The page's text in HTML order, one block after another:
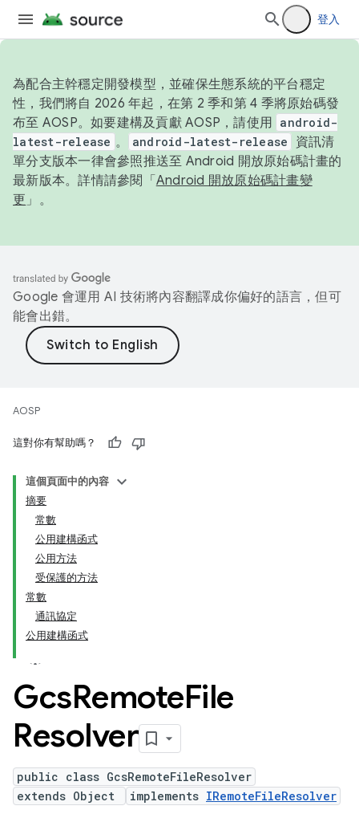
登入
為配合主幹穩定開發模型，並確保生態系統的平台穩定
性，我們將自 2026 年起，在第 2 季和第 4 季將原始碼發
布至 AOSP。如要建構及貢獻 AOSP，請使用 android-
latest-release 。 android-latest-release
資訊清
單分支版本一律會參照推送至 Android 開放原始碼計畫的
最新版本。詳情請參閱「 Android 開放原始碼計畫變
更 」。
Google 會運用 AI 技術將內容翻譯成你偏好的語言，但可
能會出錯。
AOSP
這對你有幫助嗎？
這個頁面中的內容
摘要
常數
公用建構函式
公用方法
受保護的方法
常數
通訊協定
公用建構函式
GcsRemoteFile
Resolver
public class GcsRemoteFileResolver
extends Object
implements IRemoteFileResolver